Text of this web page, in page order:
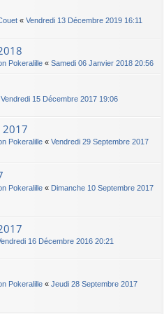
« Vendredi 13 Décembre 2019 16:11
Pokeralille « Samedi 06 Janvier 2018 20:56
Vendredi 15 Décembre 2017 19:06
2017
Pokeralille « Vendredi 29 Septembre 2017
Pokeralille « Dimanche 10 Septembre 2017
16 Décembre 2016 20:21
Pokeralille « Jeudi 28 Septembre 2017